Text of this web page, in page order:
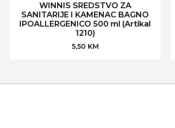
WINNIS SREDSTVO ZA
SANITARIJE I KAMENAC BAGNO
IPOALLERGENICO 500 ml (Artikal
1210)
5,50 KM